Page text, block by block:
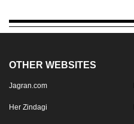
OTHER WEBSITES
Jagran.com
Her Zindagi